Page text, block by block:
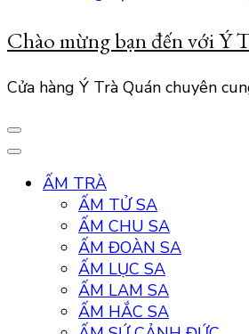
Chào mừng bạn đến với Ý
Cửa hàng Ý Trà Quán chuyên
ẤM TRÀ
ẤM TỬ SA
ẤM CHU SA
ẤM ĐOÀN SA
ẤM LỤC SA
ẤM LAM SA
ẤM HẮC SA